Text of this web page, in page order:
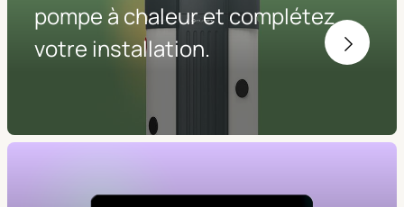
pompe à chaleur et complétez
votre installation.